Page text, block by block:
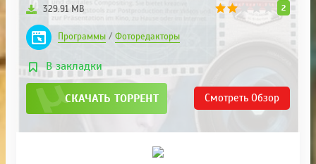
2
329.91 MB
Программы / Фоторедакторы
В закладки
СКАЧАТЬ ТОРРЕНТ Смотреть Обзор